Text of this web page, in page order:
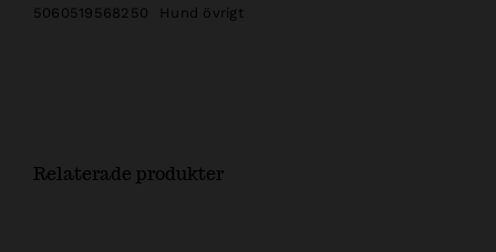
5060519568250 Hund övrigt
Relaterade produkter